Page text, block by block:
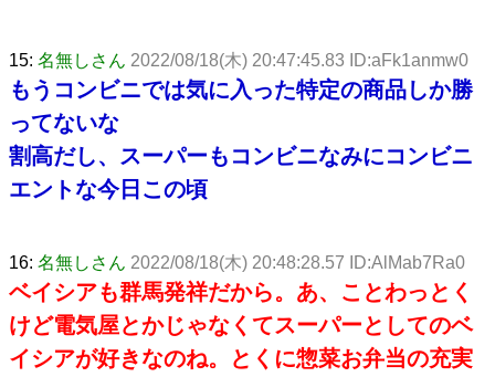
15: 名無しさん 2022/08/18(木) 20:47:45.83 ID:aFk1anmw0
もうコンビニでは気に入った特定の商品しか勝
ってないな
割高だし、スーパーもコンビニなみにコンビニ
エントな今日この頃
16: 名無しさん 2022/08/18(木) 20:48:28.57 ID:AlMab7Ra0
ベイシアも群馬発祥だから。あ、ことわっとく
けど電気屋とかじゃなくてスーパーとしてのベ
イシアが好きなのね。とくに惣菜お弁当の充実